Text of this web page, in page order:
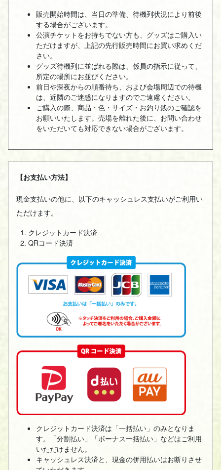
販売開始時間は、当日の準備、待機列状況により前後
する場合がございます。
公演チケットをお持ちでない方も、グッズはご購入い
ただけますが、上記の先行販売時間にお買い求めくだ
さい。
グッズ待機列に並ばれる際は、係員の指示に従って、
所定の場所にお並びください。
前日や深夜からの順番待ち、および会場周辺での待機
は、近隣のご迷惑になりますのでご遠慮ください。
ご購入の際、商品・色・サイズ・お釣り銭のご確認を
お願いいたします。売場を離れた後に、お問い合わせ
をいただいても対応できない場合がございます。
【お支払い方法】
現金支払いの他に、以下のキャッシュレス支払いがご利用い
ただけます。
クレジットカード決済
QRコード決済
クレジットカード決済は「一括払い」のみとなりま
す。「分割払い」「ボーナス一括払い」などはご利用
いただけません。
キャッシュレス決済と、現金の併用払いはお断りさせ